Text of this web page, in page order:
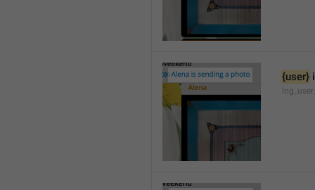
{user}